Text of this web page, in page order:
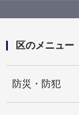
和泉
区のメニュー
防災・防犯